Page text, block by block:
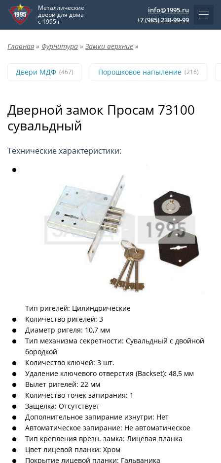
Металлические
двери для дома
с 1995 г
info@1995.ru
+7 (985) 238-99-99
Главная » Фурнитура » Замки верхние »
Двери МДФ (467) Порошковое напыление (216)
Дверной замок Просам 73100
сувальдный
Технические характеристики:
Тип ригелей: Цилиндрические
Количество ригелей: 3
Диаметр ригеля: 10,7 мм
Тип механизма секретности: Сувальдный с двойной
бородкой
Количество ключей: 3 шт.
Удаление ключевого отверстия (Backset): 48,5 мм
Вылет ригелей: 22 мм
Количество точек запирания: 1
Защелка: Отсутствует
Дополнительное запирание изнутри: Нет
Автоматическое запирание: Не автоматическое
Тип крепления врезн. замка: Лицевая планка
Цвет лицевой планки: Хром
Покрытие лицевой планки: Гальваника